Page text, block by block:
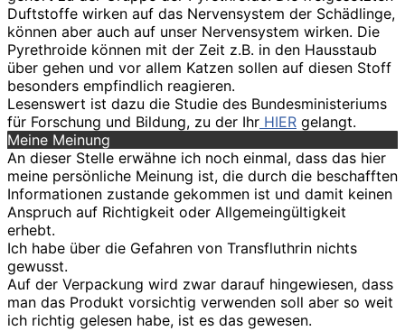
Duftstoffe wirken auf das Nervensystem der Schädlinge,
können aber auch auf unser Nervensystem wirken. Die
Pyrethroide können mit der Zeit z.B. in den Hausstaub
über gehen und vor allem Katzen sollen auf diesen Stoff
besonders empfindlich reagieren.
Lesenswert ist dazu die Studie des Bundesministeriums
für Forschung und Bildung, zu der Ihr HIER gelangt.
Meine Meinung
An dieser Stelle erwähne ich noch einmal, dass das hier
meine persönliche Meinung ist, die durch die beschafften
Informationen zustande gekommen ist und damit keinen
Anspruch auf Richtigkeit oder Allgemeingültigkeit
erhebt.
Ich habe über die Gefahren von Transfluthrin nichts
gewusst.
Auf der Verpackung wird zwar darauf hingewiesen, dass
man das Produkt vorsichtig verwenden soll aber so weit
ich richtig gelesen habe, ist es das gewesen.